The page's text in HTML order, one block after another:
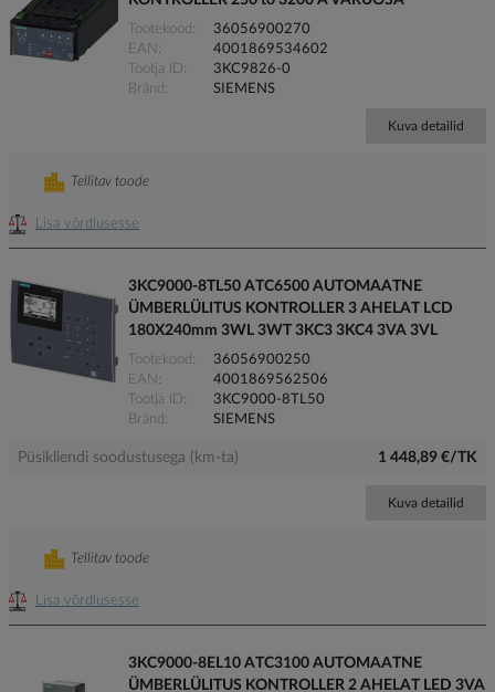
Tootekood
36056900270
EAN
4001869534602
Tootja ID
3KC9826-0
Bränd
SIEMENS
Kuva detailid
Lisa võrdlusesse
Tellitav toode
3KC9000-8TL50 ATC6500 AUTOMAATNE
ÜMBERLÜLITUS KONTROLLER 3 AHELAT LCD
180X240mm 3WL 3WT 3KC3 3KC4 3VA 3VL
Tootekood
36056900250
EAN
4001869562506
Tootja ID
3KC9000-8TL50
Bränd
SIEMENS
Püsikliendi soodustusega (km-ta) 1 448,89 €/TK
Kuva detailid
Lisa võrdlusesse
Tellitav toode
3KC9000-8EL10 ATC3100 AUTOMAATNE
ÜMBERLÜLITUS KONTROLLER 2 AHELAT LED 3VA